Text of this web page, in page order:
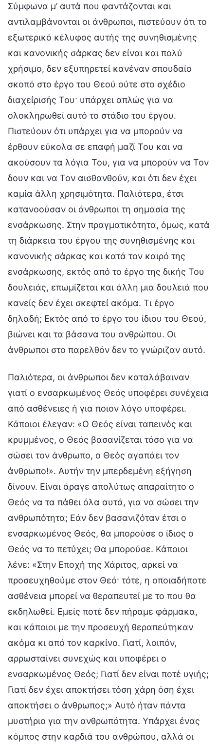
Σύμφωνα μ’ αυτά που φαντάζονται και
αντιλαμβάνονται οι άνθρωποι, πιστεύουν ότι το
εξωτερικό κέλυφος αυτής της συνηθισμένης
και κανονικής σάρκας δεν είναι και πολύ
χρήσιμο, δεν εξυπηρετεί κανέναν σπουδαίο
σκοπό στο έργο του Θεού ούτε στο σχέδιο
διαχείρισής Του· υπάρχει απλώς για να
ολοκληρωθεί αυτό το στάδιο του έργου.
Πιστεύουν ότι υπάρχει για να μπορούν να
έρθουν εύκολα σε επαφή μαζί Του και να
ακούσουν τα λόγια Του, για να μπορούν να Τον
δουν και να Τον αισθανθούν, και ότι δεν έχει
καμία άλλη χρησιμότητα. Παλιότερα, έτσι
κατανοούσαν οι άνθρωποι τη σημασία της
ενσάρκωσης. Στην πραγματικότητα, όμως, κατά
τη διάρκεια του έργου της συνηθισμένης και
κανονικής σάρκας και κατά τον καιρό της
ενσάρκωσης, εκτός από το έργο της δικής Του
δουλειάς, επωμίζεται και άλλη μια δουλειά που
κανείς δεν έχει σκεφτεί ακόμα. Τι έργο
δηλαδή; Εκτός από το έργο του ίδιου του Θεού,
βιώνει και τα βάσανα του ανθρώπου. Οι
άνθρωποι στο παρελθόν δεν το γνώριζαν αυτό.
Παλιότερα, οι άνθρωποι δεν καταλάβαιναν
γιατί ο ενσαρκωμένος Θεός υποφέρει συνέχεια
από ασθένειες ή για ποιον λόγο υποφέρει.
Κάποιοι έλεγαν: «Ο Θεός είναι ταπεινός και
κρυμμένος, ο Θεός βασανίζεται τόσο για να
σώσει τον άνθρωπο, ο Θεός αγαπάει τον
άνθρωπο!». Αυτήν την μπερδεμένη εξήγηση
δίνουν. Είναι άραγε απολύτως απαραίτητο ο
Θεός να τα πάθει όλα αυτά, για να σώσει την
ανθρωπότητα; Εάν δεν βασανιζόταν έτσι ο
ενσαρκωμένος Θεός, θα μπορούσε ο ίδιος ο
Θεός να το πετύχει; Θα μπορούσε. Κάποιοι
λένε: «Στην Εποχή της Χάριτος, αρκεί να
προσευχηθούμε στον Θεό· τότε, η οποιαδήποτε
ασθένεια μπορεί να θεραπευτεί με το που θα
εκδηλωθεί. Εμείς ποτέ δεν πήραμε φάρμακα,
και κάποιοι με την προσευχή θεραπεύτηκαν
ακόμα κι από τον καρκίνο. Γιατί, λοιπόν,
αρρωσταίνει συνεχώς και υποφέρει ο
ενσαρκωμένος Θεός; Γιατί δεν είναι ποτέ υγιής;
Γιατί δεν έχει αποκτήσει τόση χάρη όση έχει
αποκτήσει ο άνθρωπος;» Αυτό ήταν πάντα
μυστήριο για την ανθρωπότητα. Υπάρχει ένας
κόμπος στην καρδιά του ανθρώπου, αλλά οι